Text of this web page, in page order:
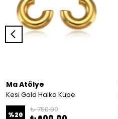
Ma Atölye
Kesi Gold Halka Küpe
%20
₺ 750.00